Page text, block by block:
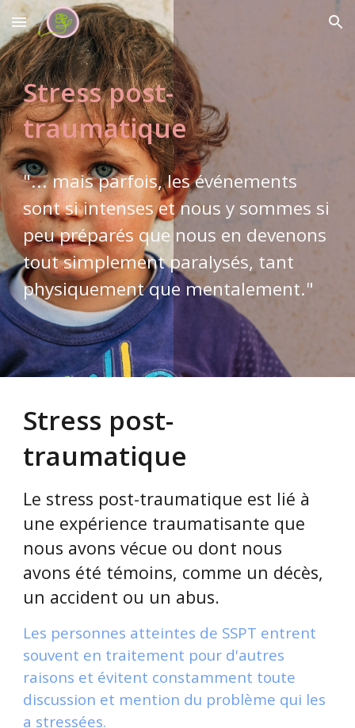
Skip to main content Skip to navigation
Stress post-
traumatique
"... mais parfois, les événements
sont si intenses et nous y sommes si
peu préparés que nous en devenons
tout simplement paralysés, tant
physiquement que mentalement."
Stress post-
traumatique
Le stress post-traumatique est lié à
une expérience traumatisante que
nous avons vécue ou dont nous
avons été témoins, comme un décès,
un accident ou un abus.
Les personnes atteintes de SSPT entrent
souvent en traitement pour d'autres
raisons et évitent constamment toute
discussion et mention du problème qui les
a stressées.